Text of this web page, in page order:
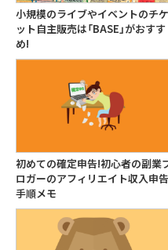
小規模のライブやイベントのチケ
ット自主販売は「BASE」がおすす
め!
初めての確定申告!初心者の副業
ロガーのアフィリエイト収入申告
手順メモ